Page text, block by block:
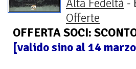
Alta Fedeltà -
Offerte
OFFERTA SOCI:
[valido sino al 14